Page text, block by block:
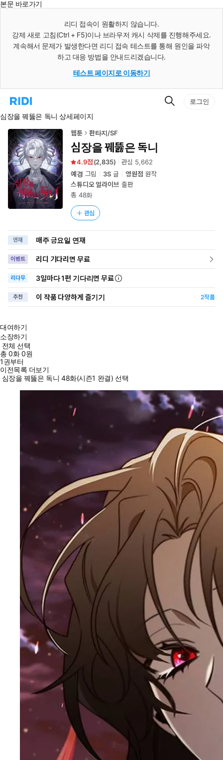
본문 바로가기
리디 접속이 원활하지 않습니다.
강제 새로 고침(Ctrl + F5)이나 브라우저 캐시 삭제를 진행해주세요.
계속해서 문제가 발생한다면 리디 접속 테스트를 통해 원인을 파악
하고 대응 방법을 안내드리겠습니다.
테스트 페이지로 이동하기
리
홈
로
이
동
검
로그인
심장을 꿰뚫은 독니 상세페이지
웹툰 판타지/SF
심장을 꿰뚫은 독니
4.9 (2,835) 관심 5,662
예경 그림 3S 글 영원점 원작
스튜디오 얼라이브 출판
총 48화
관심
연재 매주 금요일 연재
이벤트 리디 기다리면 무료
리다무 3일마다1편 기다리면 무료
추천 이 작품 다양하게 즐기기 2작품
대여하기
소장하기
전체 선택
총0화0원
1권부터
이전목록 더보기
심장을 꿰뚫은 독니 48화(시즌1 완결) 선택